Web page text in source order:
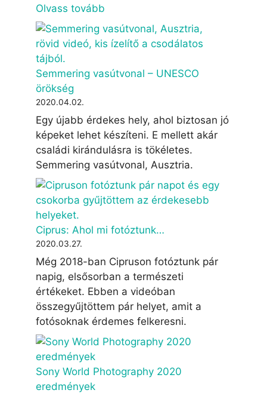
Olvass tovább
Semmering vasútvonal – UNESCO
örökség
2020.04.02.
Egy újabb érdekes hely, ahol biztosan jó
képeket lehet készíteni. E mellett akár
családi kirándulásra is tökéletes.
Semmering vasútvonal, Ausztria.
Ciprus: Ahol mi fotóztunk…
2020.03.27.
Még 2018-ban Cipruson fotóztunk pár
napig, elsősorban a természeti
értékeket. Ebben a videóban
összegyűjtöttem pár helyet, amit a
fotósoknak érdemes felkeresni.
Sony World Photography 2020
eredmények